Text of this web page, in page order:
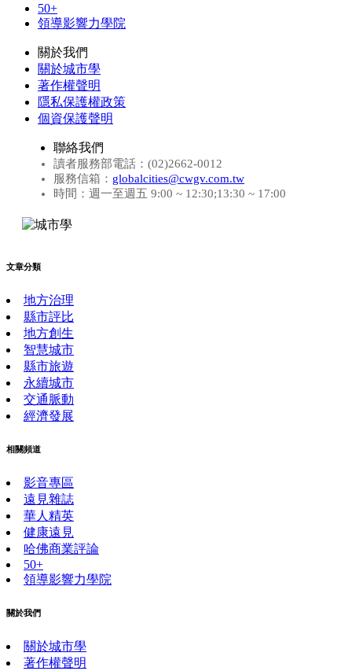
50+
領導影響力學院
關於我們
關於城市學
著作權聲明
隱私保護權政策
個資保護聲明
聯絡我們
讀者服務部電話：(02)2662-0012
服務信箱： globalcities@cwgv.com.tw
時間：週一至週五 9:00 ~ 12:30;13:30 ~ 17:00
文章分類
地方治理
縣市評比
地方創生
智慧城市
縣市旅遊
永續城市
交通脈動
經濟發展
相關頻道
影音專區
遠見雜誌
華人精英
健康遠見
哈佛商業評論
50+
領導影響力學院
關於我們
關於城市學
著作權聲明